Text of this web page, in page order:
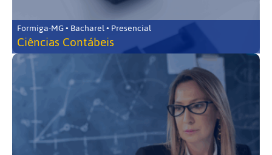
Formiga-MG • Bacharel • Presencial
Ciências Contábeis